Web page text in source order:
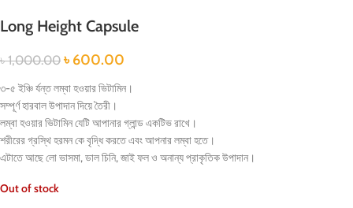
Long Height Capsule
৳1,000.00 ৳600.00
৩-৫ ইঞ্চি র্যন্ত লম্বা হওয়ার ভিটামিন।
সম্পূর্ণ হারবাল উপাদান দিয়ে তৈরী।
লম্বা হওয়ার ভিটামিন যেটি আপানার গ্লান্ড একটিভ রাখে।
শরীরের গ্রস্থি হরমন কে বৃদ্ধি করতে এবং আপনার লম্বা হতে।
এটাতে আছে লো ভাসমা, ডাল চিনি, জাই ফল ও অনান্য প্রাকৃতিক উপাদান।
Out of stock